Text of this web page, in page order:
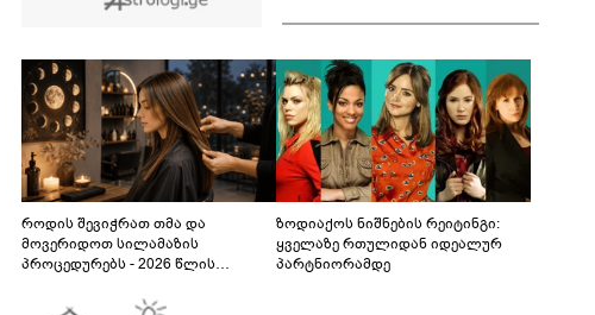
როდის შევიჭრათ თმა და
მოვერიდოთ სილამაზის
პროცედურებს - 2026 წლის
გზამკვლევი
ზოდიაქოს ნიშნების რეიტინგი:
ყველაზე რთულიდან იდეალურ
პარტნიორამდე